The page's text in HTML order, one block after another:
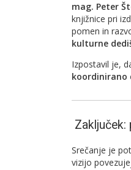
mag. Peter
knjižnice pri
pomen in
kulturne
Izpostavil je,
koordinirano
Zaključek:
Srečanje je
vizijo